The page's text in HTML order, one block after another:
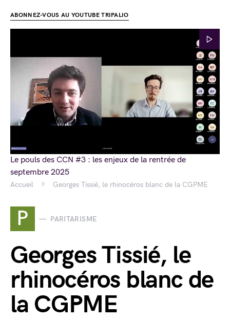
Accueil Georges Tissié, le rhinocéros blanc de la CGPME
P PARITARISME
Georges Tissié, le
rhinocéros blanc de
la CGPME
ABONNEZ-VOUS AU YOUTUBE TRIPALIO
Le pouls des CCN #3 : les enjeux de la rentrée de
septembre 2025